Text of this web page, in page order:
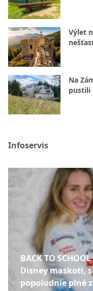
Výlet
Na
pustili
Infoservis
BACK TO
Disney maskoti,
popoludnie plné